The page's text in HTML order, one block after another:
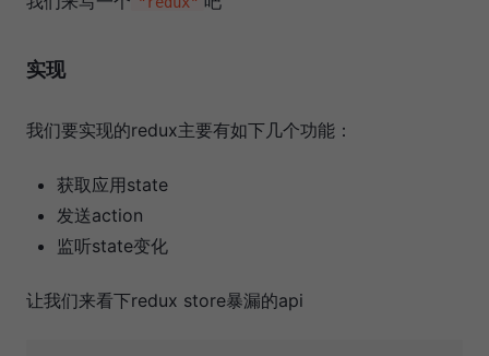
实现
我们要实现的redux主要有如下几个功能：
获取应用state
发送action
监听state变化
让我们来看下redux store暴漏的api